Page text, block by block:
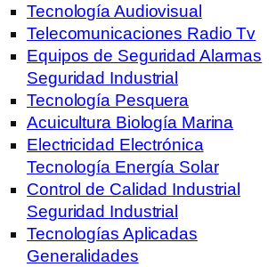
Tecnología Audiovisual
Telecomunicaciones Radio Tv
Equipos de Seguridad Alarmas
Seguridad Industrial
Tecnología Pesquera
Acuicultura Biología Marina
Electricidad Electrónica
Tecnología Energía Solar
Control de Calidad Industrial
Seguridad Industrial
Tecnologías Aplicadas
Generalidades